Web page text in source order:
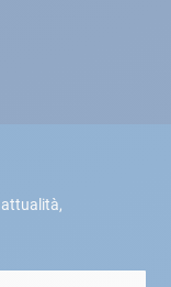
attualità,